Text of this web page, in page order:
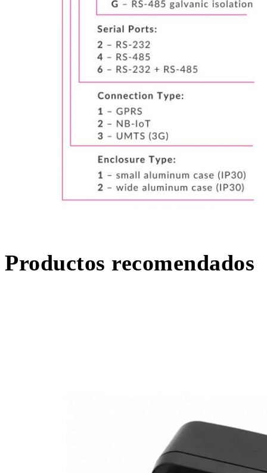
Productos recomendados